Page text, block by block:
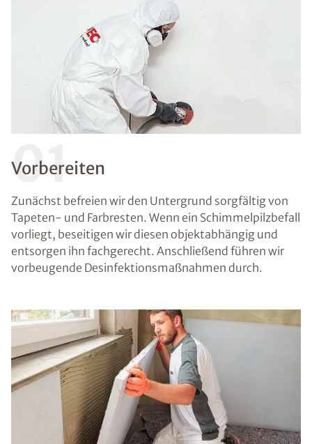
01
Vorbereiten
Zunächst befreien wir den Untergrund sorgfältig von
Tapeten- und Farbresten. Wenn ein Schimmelpilzbefall
vorliegt, beseitigen wir diesen objektabhängig und
entsorgen ihn fachgerecht. Anschließend führen wir
vorbeugende Desinfektionsmaßnahmen durch.